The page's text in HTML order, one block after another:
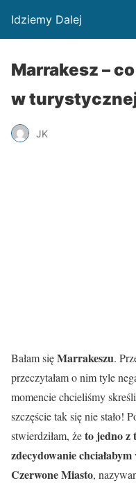
Idziemy Dalej
Marrakesz –
w
JK
Bałam sięMarrakeszu.
przeczytałam o nim tyle
momencie chcieliśmy
szczęście tak się nie stało!
stwierdziłam, żeto jedno z
zdecydowanie
Czerwone Miasto,